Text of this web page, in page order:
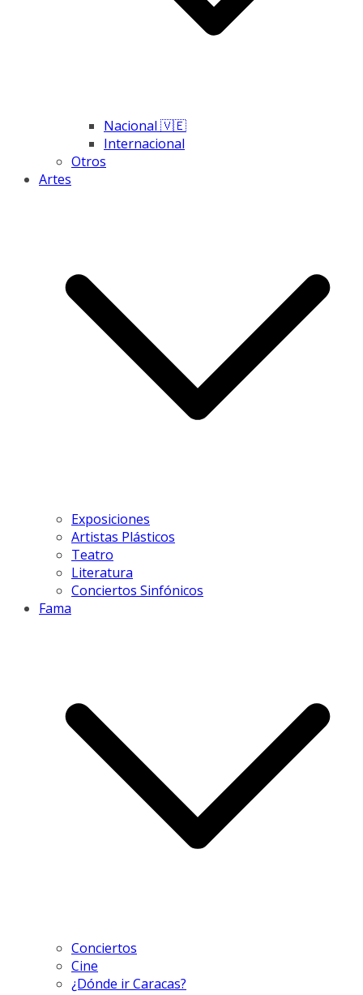
Nacional 🇻🇪
Internacional
Otros
Artes
Exposiciones
Artistas Plásticos
Teatro
Literatura
Conciertos Sinfónicos
Fama
Conciertos
Cine
¿Dónde ir Caracas?